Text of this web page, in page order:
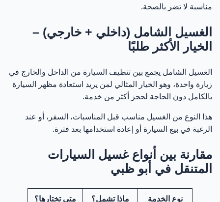
مناسبة لا تضر بالصحة.
الغسيل الشامل (داخلي + خارجي) –
الخيار الأكثر طلبًا
الغسيل الشامل يجمع بين تنظيف السيارة من الداخل والخارج في
زيارة واحدة، وهو الخيار المثالي لمن يريد استعادة مظهر السيارة
بالكامل دون الحاجة لحجز أكثر من خدمة.
هذا النوع من الغسيل مناسب قبل المناسبات، السفر، أو عند
الرغبة في بيع السيارة أو إعادة استخدامها بعد فترة.
مقارنة بين أنواع غسيل السيارات
المتنقل في أبو ظبي
نوع الخدمة ماذا تشمل؟ متى تختارها؟